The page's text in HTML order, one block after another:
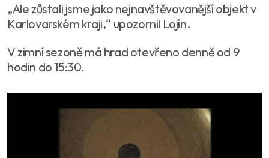
„Ale zůstali jsme jako nejnavštěvovanější objekt v
Karlovarském kraji,“ upozornil Lojín.
V zimní sezoně má hrad otevřeno denně od 9
hodin do 15:30.